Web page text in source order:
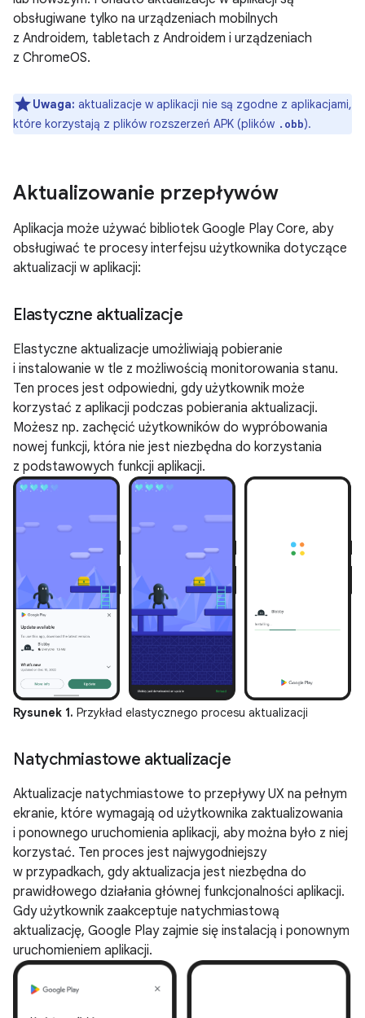
obsługiwane tylko na urządzeniach mobilnych
z Androidem, tabletach z Androidem i urządzeniach
z ChromeOS.
Uwaga: aktualizacje w aplikacji nie są zgodne z aplikacjami,
które korzystają z plików rozszerzeń APK (plików .obb).
Aktualizowanie przepływów
Aplikacja może używać bibliotek Google Play Core, aby
obsługiwać te procesy interfejsu użytkownika dotyczące
aktualizacji w aplikacji:
Elastyczne aktualizacje
Elastyczne aktualizacje umożliwiają pobieranie
i instalowanie w tle z możliwością monitorowania stanu.
Ten proces jest odpowiedni, gdy użytkownik może
korzystać z aplikacji podczas pobierania aktualizacji.
Możesz np. zachęcić użytkowników do wypróbowania
nowej funkcji, która nie jest niezbędna do korzystania
z podstawowych funkcji aplikacji.
Rysunek 1. Przykład elastycznego procesu aktualizacji
Natychmiastowe aktualizacje
Aktualizacje natychmiastowe to przepływy UX na pełnym
ekranie, które wymagają od użytkownika zaktualizowania
i ponownego uruchomienia aplikacji, aby można było z niej
korzystać. Ten proces jest najwygodniejszy
w przypadkach, gdy aktualizacja jest niezbędna do
prawidłowego działania głównej funkcjonalności aplikacji.
Gdy użytkownik zaakceptuje natychmiastową
aktualizację, Google Play zajmie się instalacją i ponownym
uruchomieniem aplikacji.